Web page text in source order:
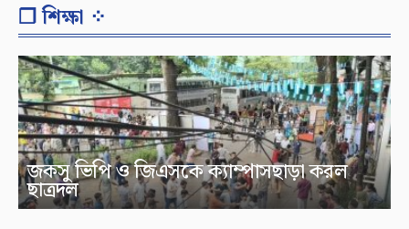
❐ শিক্ষা ⁘
জকসু ভিপি ও জিএসকে ক্যাম্পাসছাড়া করল
ছাত্রদল